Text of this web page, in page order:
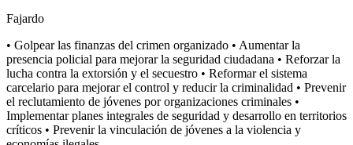
Fajardo
• Golpear las finanzas del crimen organizado • Aumentar la
presencia policial para mejorar la seguridad ciudadana • Reforzar la
lucha contra la extorsión y el secuestro • Reformar el sistema
carcelario para mejorar el control y reducir la criminalidad • Prevenir
el reclutamiento de jóvenes por organizaciones criminales •
Implementar planes integrales de seguridad y desarrollo en territorios
críticos • Prevenir la vinculación de jóvenes a la violencia y